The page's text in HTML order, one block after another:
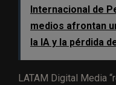
Internacional de
medios afrontan
la IA y la pérdida
LATAM Digital Media